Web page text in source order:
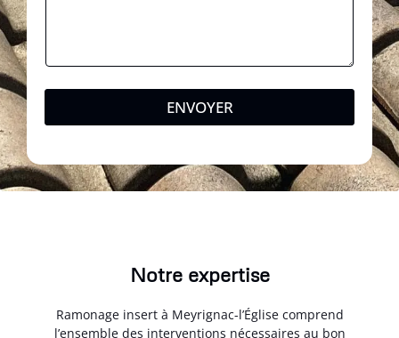
ENVOYER
Notre expertise
Ramonage insert à Meyrignac-l’Église comprend
l’ensemble des interventions nécessaires au bon